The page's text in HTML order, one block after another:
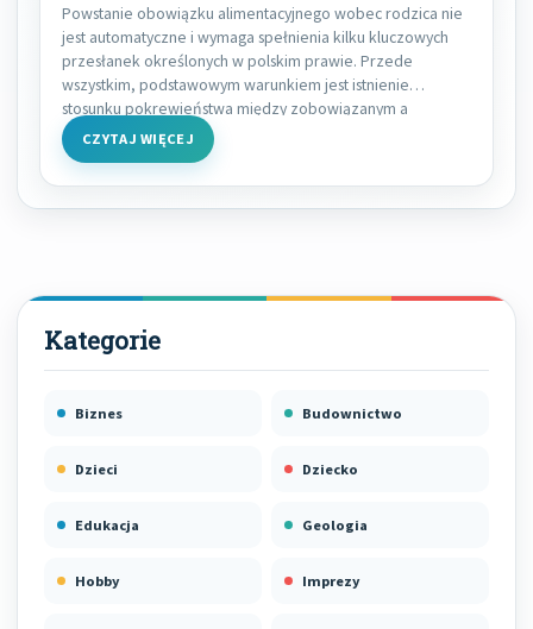
Powstanie obowiązku alimentacyjnego wobec rodzica nie
jest automatyczne i wymaga spełnienia kilku kluczowych
przesłanek określonych w polskim prawie. Przede
wszystkim, podstawowym warunkiem jest istnienie
stosunku pokrewieństwa między zobowiązanym a
rodzicem.
CZYTAJ WIĘCEJ
Biznes Budownictwo
Dzieci Dziecko
Edukacja Geologia
Hobby Imprezy